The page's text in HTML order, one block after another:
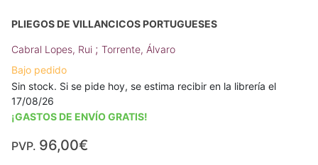
PLIEGOS DE VILLANCICOS PORTUGUESES
Cabral Lopes, Rui ; Torrente, Álvaro
Bajo pedido
Sin stock. Si se pide hoy, se estima recibir en la librería el
17/08/26
¡GASTOS DE ENVÍO GRATIS!
PVP. 96,00€